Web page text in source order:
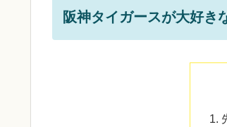
阪神タイガースが大好き